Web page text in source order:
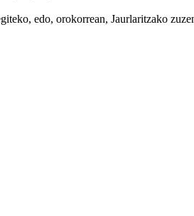
edo, orokorrean, Jaurlaritzako